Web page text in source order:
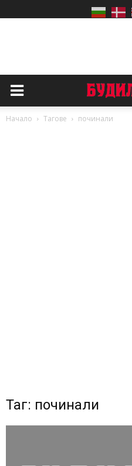
Начало Тагове починали
Таг: починали